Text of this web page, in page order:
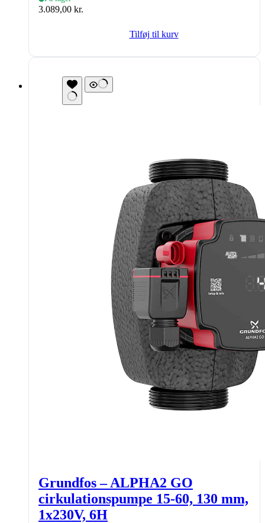
3.089,00 kr.
Tilføj til kurv
Grundfos – ALPHA2 GO
cirkulationspumpe 15-60, 130 mm,
1x230V, 6H